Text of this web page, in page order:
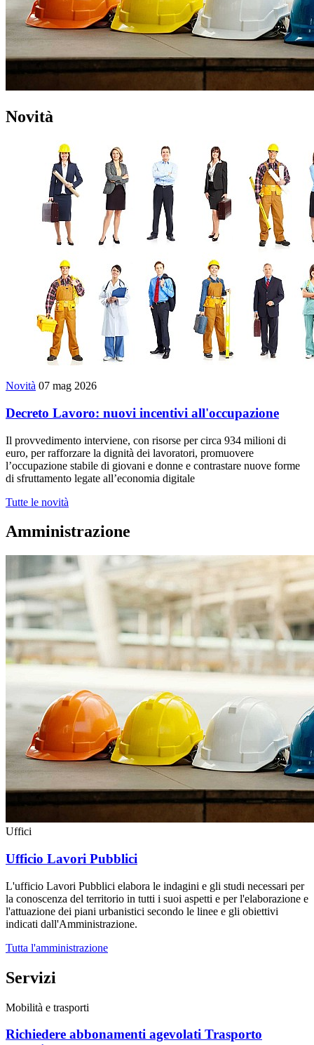
Novità
Novità 07 mag 2026
Decreto Lavoro: nuovi incentivi all'occupazione
Il provvedimento interviene, con risorse per circa 934 milioni di
euro, per rafforzare la dignità dei lavoratori, promuovere
l’occupazione stabile di giovani e donne e contrastare nuove forme
di sfruttamento legate all’economia digitale
Tutte le novità
Amministrazione
Uffici
Ufficio Lavori Pubblici
L'ufficio Lavori Pubblici elabora le indagini e gli studi necessari per
la conoscenza del territorio in tutti i suoi aspetti e per l'elaborazione e
l'attuazione dei piani urbanistici secondo le linee e gli obiettivi
indicati dall'Amministrazione.
Tutta l'amministrazione
Servizi
Mobilità e trasporti
Richiedere abbonamenti agevolati Trasporto